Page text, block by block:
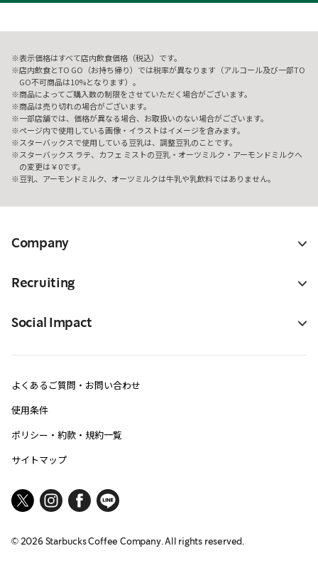
表示価格はすべて店内飲食価格（税込）です。
店内飲食とTO GO（お持ち帰り）では税率が異なります（アルコール及び一部TO
GO不可商品は10%となります）。
商品によってご購入数の制限をさせていただく場合がございます。
商品は売り切れの場合がございます。
一部店舗では、価格が異なる場合、お取扱いのない場合がございます。
ページ内で使用している画像・イラストはイメージを含みます。
スターバックスで使用している豆乳は、調整豆乳のことです。
スターバックス ラテ、カフェ ミストの豆乳・オーツミルク・アーモンドミルクへ
の変更は￥0です。
豆乳、アーモンドミルク、オーツミルクは牛乳や乳飲料ではありません。
Company
Recruiting
Social Impact
よくあるご質問・お問い合わせ
使用条件
ポリシー・約款・規約一覧
サイトマップ
© 2026Starbucks Coffee Company. All rights reserved.